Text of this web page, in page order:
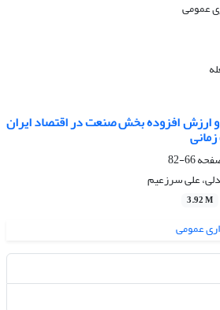
و ارزش افزوده بخش صنعت در اقتصاد ایران
66-82
علی سرزعیم
3.92 M